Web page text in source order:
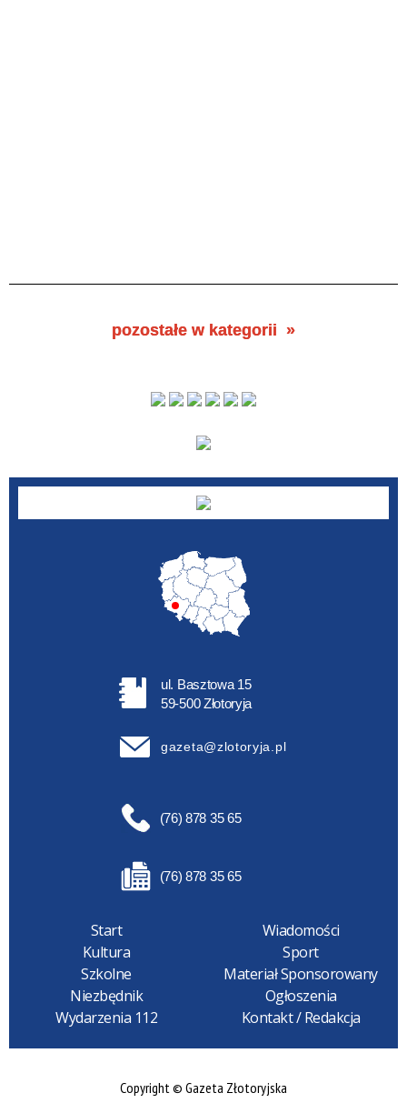
pozostałe w kategorii
ul. Basztowa 15
59-500 Złotoryja
gazeta@zlotoryja.pl
(76) 878 35 65
(76) 878 35 65
Start
Wiadomości
Kultura
Sport
Szkolne
Materiał Sponsorowany
Niezbędnik
Ogłoszenia
Wydarzenia 112
Kontakt / Redakcja
Copyright © Gazeta Złotoryjska